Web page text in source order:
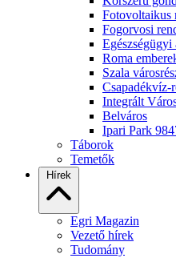
Fotovoltaikus
Fogorvosi
Egészségügyi
Roma
Szala
Csapadékvíz-
Integrált
Belváros
Ipari Park
Táborok
Temetők
Hírek
Egri Magazin
Vezető hírek
Tudomány